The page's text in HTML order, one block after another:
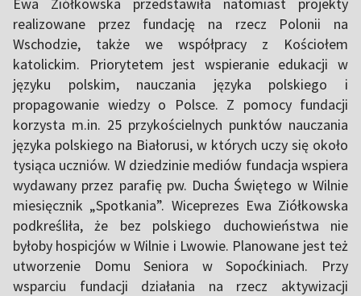
realizowane przez fundację na rzecz Polonii na
Wschodzie, także we współpracy z Kościołem
katolickim. Priorytetem jest wspieranie edukacji w
języku polskim, nauczania języka polskiego i
propagowanie wiedzy o Polsce. Z pomocy fundacji
korzysta m.in. 25 przykościelnych punktów nauczania
języka polskiego na Białorusi, w których uczy się około
tysiąca uczniów. W dziedzinie mediów fundacja wspiera
wydawany przez parafię pw. Ducha Świętego w Wilnie
miesięcznik „Spotkania”. Wiceprezes Ewa Ziółkowska
podkreśliła, że bez polskiego duchowieństwa nie
byłoby hospicjów w Wilnie i Lwowie. Planowane jest też
utworzenie Domu Seniora w Sopoćkiniach. Przy
wsparciu fundacji działania na rzecz aktywizacji